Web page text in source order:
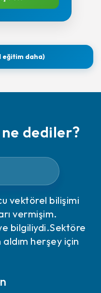
eğitim daha)
ne dediler?
vektörel bilişimi
vermişim.
bilgiliydi.Sektöre
herşey için